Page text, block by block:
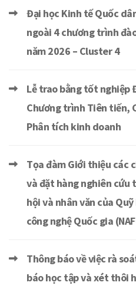
Đại học Kinh tế Quốc
ngoài 4 chương trình
năm 2026 – Cluster 4
Lễ trao bằng tốt nghiệp
Chương trình Tiên tiến,
Phân tích kinh doanh
Tọa đàm Giới thiệu
và đặt hàng nghiên cứu
hội và nhân văn của
công nghệ Quốc gia
Thông báo về việc rà
báo học tập và xét thôi